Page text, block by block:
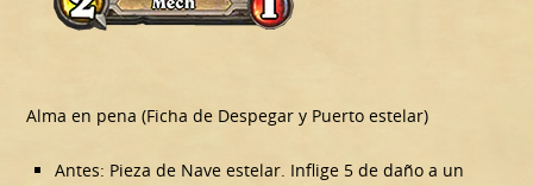
Alma en pena (Ficha de Despegar y Puerto estelar)
Antes: Pieza de Nave estelar. Inflige 5 de daño a un